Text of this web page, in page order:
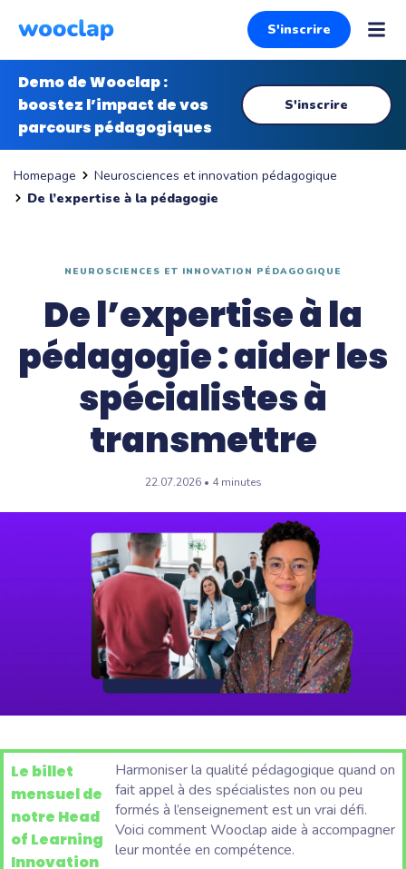
S'inscrire
Demo de Wooclap :
boostez l’impact de vos
parcours pédagogiques
S'inscrire
Homepage
Neurosciences et innovation pédagogique
De l’expertise à la pédagogie
NEUROSCIENCES ET INNOVATION PÉDAGOGIQUE
De l’expertise à la
pédagogie : aider les
spécialistes à
transmettre
22.07.2026 • 4 minutes
Le billet
mensuel de
notre Head
of Learning
Innovation
Harmoniser la qualité pédagogique quand on
fait appel à des spécialistes non ou peu
formés à l’enseignement est un vrai défi.
Voici comment Wooclap aide à accompagner
leur montée en compétence.